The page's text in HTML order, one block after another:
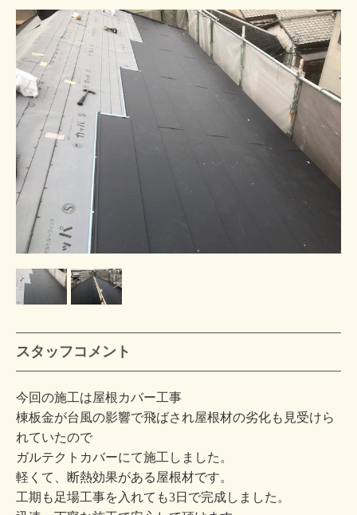
スタッフコメント
今回の施工は屋根カバー工事
棟板金が台風の影響で飛ばされ屋根材の劣化も見受けら
れていたので
ガルテクトカバーにて施工しました。
軽くて、断熱効果がある屋根材です。
工期も足場工事を入れても3日で完成しました。